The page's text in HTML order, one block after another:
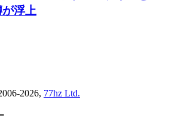
浮上
2026, 77hz Ltd.